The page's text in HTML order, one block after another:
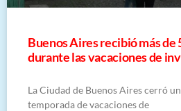
Buenos Aires recibió más
durante las vacaciones de
La Ciudad de Buenos Aires cerró
temporada de vacaciones de